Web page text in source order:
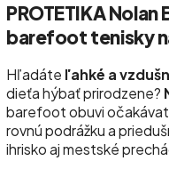
PROTETIKA
barefoot tenisky
Hľadáte ľahké a
dieťa hýbať prirodzene?
barefoot obuvi
rovnú podrážku a
ihrisko aj mestské